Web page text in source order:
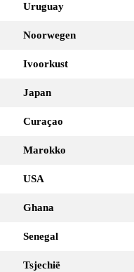
Uruguay
Noorwegen
Ivoorkust
Japan
Curaçao
Marokko
USA
Ghana
Senegal
Tsjechië